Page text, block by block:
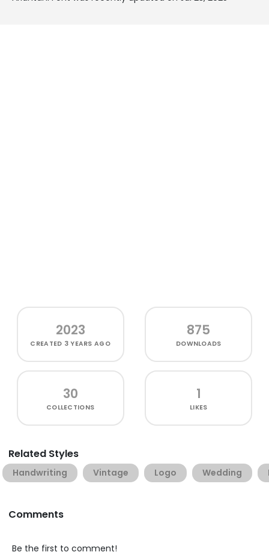
2023
CREATED 3 YEARS AGO
875
DOWNLOADS
30
COLLECTIONS
1
LIKES
Related Styles
Handwriting Vintage Logo Wedding
Comments
Be the first to comment!